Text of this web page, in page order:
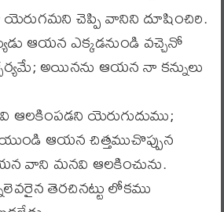
యెరుగమని చెప్పి వానిని దూషించిరి.
ఆయన ఎక్కడనుండి వచ్చెనో
అయినను ఆయన నా కన్నులు
ఆలకింపడని యెరుగుదుము;
ఆయన చిత్తముచొప్పున
వాని మనవి ఆలకించును.
తెరచినట్టు లోకము